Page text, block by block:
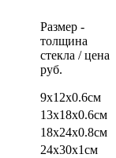
Размер -
толщина
стекла / цена
руб.
9х12х0.6см
13х18х0.6см
18х24х0.8см
24х30х1см